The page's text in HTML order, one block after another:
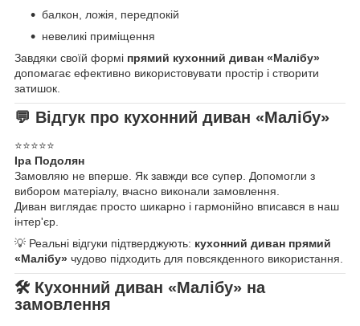
балкон, ложія, передпокій
невеликі приміщення
Завдяки своїй формі прямий кухонний диван «Малібу»
допомагає ефективно використовувати простір і створити
затишок.
💬 Відгук про кухонний диван «Малібу»
⭐️⭐️⭐️⭐️⭐️
Іра Подолян
Замовляю не вперше. Як завжди все супер. Допомогли з
вибором матеріалу, вчасно виконали замовлення.
Диван виглядає просто шикарно і гармонійно вписався в наш
інтер'єр.
💡 Реальні відгуки підтверджують: кухонний диван прямий
«Малібу» чудово підходить для повсякденного використання.
🛠 Кухонний диван «Малібу» на
замовлення